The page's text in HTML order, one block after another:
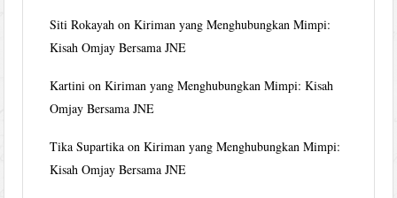
Siti Rokayah onKiriman yang Menghubungkan Mimpi:
Kisah Omjay Bersama JNE
Kartini onKiriman yang Menghubungkan Mimpi: Kisah
Omjay Bersama JNE
Tika Supartika onKiriman yang Menghubungkan Mimpi:
Kisah Omjay Bersama JNE